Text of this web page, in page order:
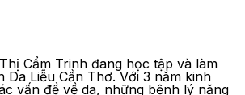
Cẩm Trinh đang học tập và làm
Da Liễu Cần Thơ. Với 3 năm kinh
vấn đề về da, những bệnh lý nặng